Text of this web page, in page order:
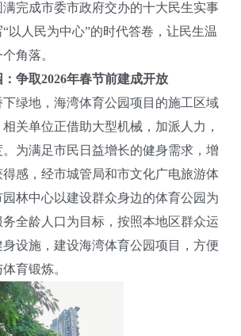
完成市委市政府交办的十大民生实事
以人民为中心”的时代答卷，让民生温
角落。
取2026年春节前建成开放
地，海湾体育公园项目的施工区域
关单位正借助大型机械，加派人力，
为满足市民日益增长的健身需求，增
感，经市城管局和市文化广电旅游体
林中心以建设群众身边的体育公园为
全龄人口为目标，按照本地区群众运
设施，建设海湾体育公园项目，方便
体育锻炼。